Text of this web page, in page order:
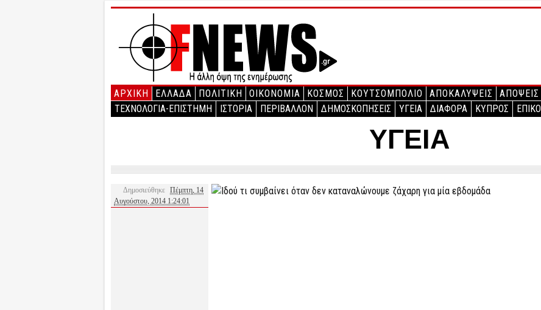
ΑΡΧΙΚΉ ΕΛΛΑΔΑ ΠΟΛΙΤΙΚΗ ΟΙΚΟΝΟΜΙΑ ΚΟΣΜΟΣ ΚΟΥΤΣΟΜΠΟΛΙΟ ΑΠΟΚΑΛΥΨΕΙΣ ΑΠΟΨΕΙΣ
ΤΕΧΝΟΛΟΓΙΑ-ΕΠΙΣΤΗΜΗ
ΙΣΤΟΡΙΑ ΠΕΡΙΒΑΛΛΟΝ ΔΗΜΟΣΚΟΠΗΣΕΙΣ ΥΓΕΙΑ ΔΙΑΦΟΡΑ ΚΥΠΡΟΣ
ΥΓΕΙΑ
Δημοσιεύθηκε Πέμπτη, 14
Αυγούστου, 2014 1:24:01